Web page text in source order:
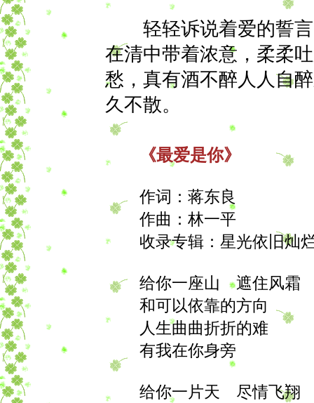
轻轻诉说着爱的誓言
在清中带着浓意，柔柔
愁，真有酒不醉人人自
久不散。
《最爱是你》
作词：蒋东良
作曲：林一平
收录专辑：星光依旧灿
给你一座山 遮住风霜
和可以依靠的方向
人生曲曲折折的难
有我在你身旁
给你一片天 尽情飞翔